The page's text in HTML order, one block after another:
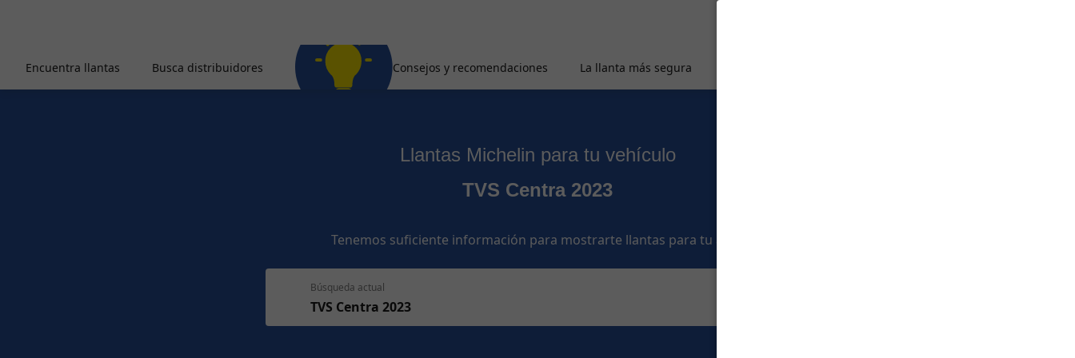
Encuentra llantas Busca distribuidores Consejos y recomendaciones La llanta más segura
Llantas Michelin para tu vehículo
TVS Centra 2023
Tenemos suficiente información para mostrarte llantas para tu auto
Búsqueda actual
TVS Centra 2023